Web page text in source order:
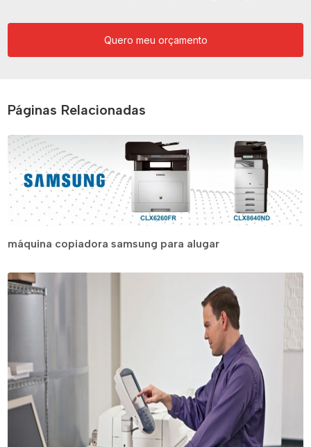
Quero meu orçamento
Páginas Relacionadas
máquina copiadora samsung para alugar